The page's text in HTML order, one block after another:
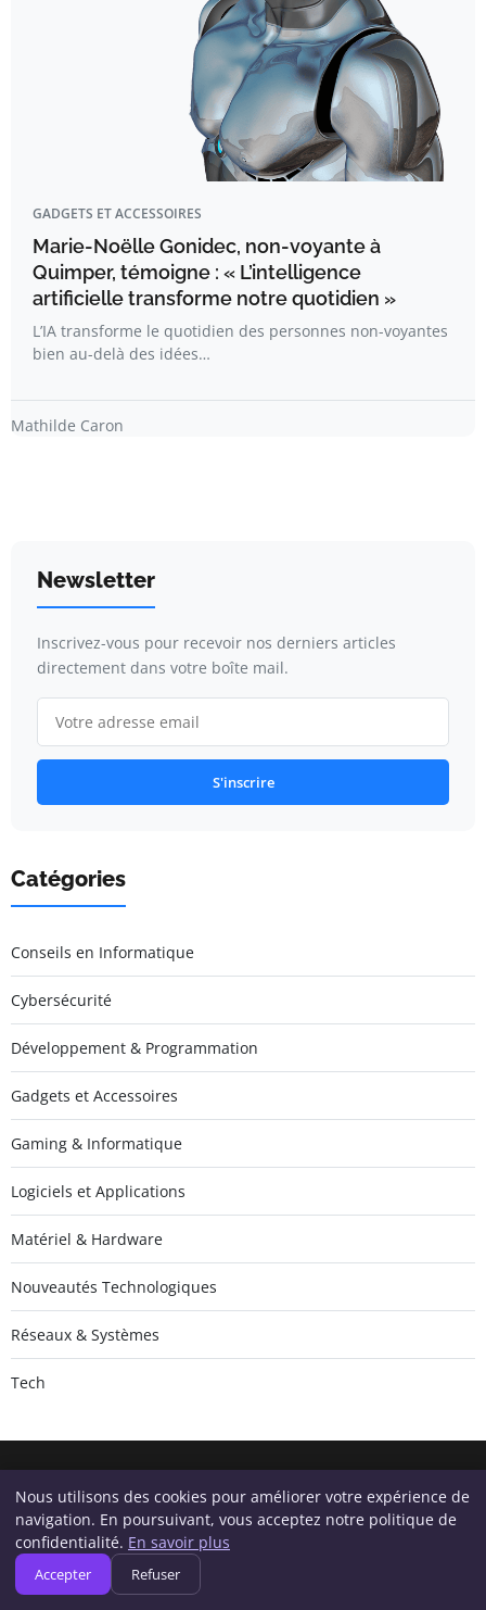
GADGETS ET ACCESSOIRES
Marie-Noëlle Gonidec, non-voyante à
Quimper, témoigne : « L’intelligence
artificielle transforme notre quotidien »
L’IA transforme le quotidien des personnes non-voyantes
bien au-delà des idées…
Mathilde Caron
Newsletter
Inscrivez-vous pour recevoir nos derniers articles
directement dans votre boîte mail.
S'inscrire
Catégories
Conseils en Informatique
Cybersécurité
Développement & Programmation
Gadgets et Accessoires
Gaming & Informatique
Logiciels et Applications
Matériel & Hardware
Nouveautés Technologiques
Réseaux & Systèmes
Tech
Geeksunite.net
Inscrivez-vous pour recevoir nos derniers articles directement
dans votre boîte mail.
Nous utilisons des cookies pour améliorer votre expérience de
navigation. En poursuivant, vous acceptez notre politique de
confidentialité. En savoir plus
Accepter Refuser